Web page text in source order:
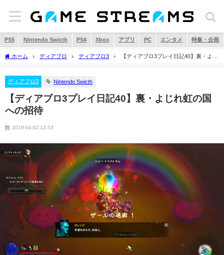
PS5 Nintendo Swicth PS4 Xbox アプリ PC エンタメ 特集・企画
ホーム ディアブロ ディアブロ3
【ディアブロ3プレイ日記40】裏・よじ
ディアブロ3 Nintendo Swicth
【ディアブロ3プレイ日記40】裏・よじれ虹の国
への招待
2019-04-02 13:33